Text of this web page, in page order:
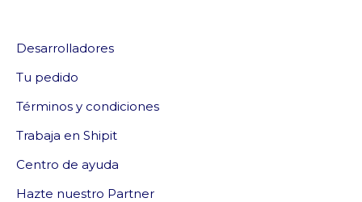
Desarrolladores
Tu pedido
Términos y condiciones
Trabaja en Shipit
Centro de ayuda
Hazte nuestro Partner